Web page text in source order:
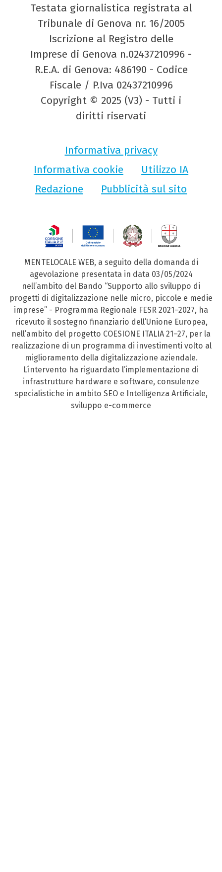
Testata giornalistica registrata al
Tribunale di Genova nr. 16/2005
Iscrizione al Registro delle
Imprese di Genova n.02437210996 -
R.E.A. di Genova: 486190 - Codice
Fiscale / P.Iva 02437210996
Copyright © 2025 (V3) - Tutti i
diritti riservati
Informativa privacy
Informativa cookie
Utilizzo IA
Redazione
Pubblicità sul sito
MENTELOCALE WEB, a seguito della domanda di
agevolazione presentata in data 03/05/2024
nell’ambito del Bando “Supporto allo sviluppo di
progetti di digitalizzazione nelle micro, piccole e medie
imprese” - Programma Regionale FESR 2021–2027, ha
ricevuto il sostegno finanziario dell’Unione Europea,
nell’ambito del progetto COESIONE ITALIA 21–27, per la
realizzazione di un programma di investimenti volto al
miglioramento della digitalizzazione aziendale.
L’intervento ha riguardato l’implementazione di
infrastrutture hardware e software, consulenze
specialistiche in ambito SEO e Intelligenza Artificiale,
sviluppo e-commerce